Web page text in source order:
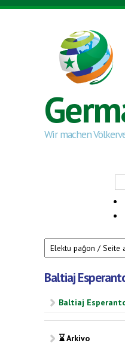
Skip to main content
Wir machen
Baltiaj
Baltiaj
⌛ Arkivo